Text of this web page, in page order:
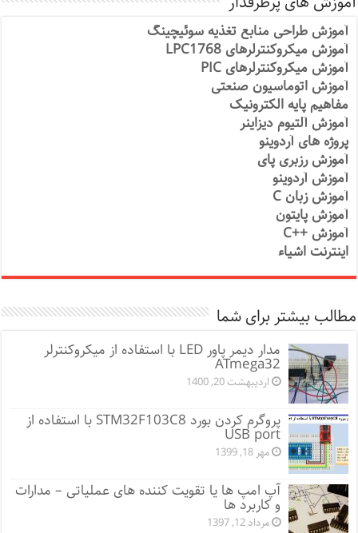
آموزش طراحی منابع تغذیه سوئیچینگ
آموزش میکروکنترلرهای LPC1768
آموزش میکروکنترلرهای PIC
آموزش اتوماسیون صنعتی
مفاهیم پایه الکترونیک
آموزش آلتیوم دیزاینر
پروژه های آردوینو
آموزش رزبری پای
آموزش آردوینو
آموزش زبان C
آموزش پایتون
آموزش ++C
اینترنت اشیاء
مطالب بیشتر برای شما
مدار دیمر پاور LED با استفاده از میکروکنترلر
ATmega32
اردیبهشت 20, 1400
پروگرم کردن بورد STM32F103C8 با استفاده از
USB port
مهر 18, 1399
آپ امپ ها یا تقویت کننده های عملیاتی – مدارات
و کاربرد ها
مرداد 12, 1397